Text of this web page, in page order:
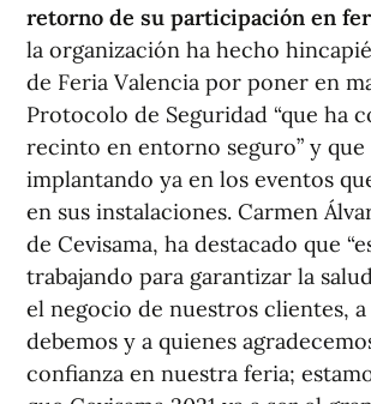
retorno de su participación en
la organización ha hecho
de Feria Valencia por poner en
Protocolo de Seguridad “que ha
recinto en entorno seguro” y que
implantando ya en los eventos
en sus instalaciones. Carmen
de Cevisama, ha destacado que
trabajando para garantizar la
el negocio de nuestros clientes,
debemos y a quienes
confianza en nuestra feria;